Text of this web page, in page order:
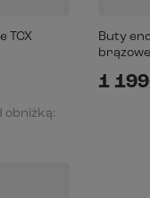
TCX
obniżką:
Buty
brązowe
1